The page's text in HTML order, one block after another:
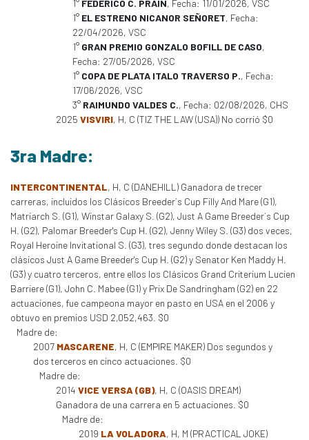
1° FEDERICO C. PRAIN, Fecha: 11/01/2026, VSC
1° EL ESTRENO NICANOR SEÑORET, Fecha:
22/04/2026, VSC
1° GRAN PREMIO GONZALO BOFILL DE CASO,
Fecha: 27/05/2026, VSC
1° COPA DE PLATA ITALO TRAVERSO P., Fecha:
17/06/2026, VSC
3° RAIMUNDO VALDES C., Fecha: 02/08/2026, CHS
2025 VISVIRI, H, C (TIZ THE LAW (USA)) No corrió $0
3ra Madre:
INTERCONTINENTAL, H, C (DANEHILL) Ganadora de trecer
carreras, incluidos los Clásicos Breeder´s Cup Filly And Mare (G1),
Matriarch S. (G1), Winstar Galaxy S. (G2), Just A Game Breeder´s Cup
H. (G2), Palomar Breeder's Cup H. (G2), Jenny Wiley S. (G3) dos veces,
Royal Heroine Invitational S. (G3), tres segundo donde destacan los
clásicos Just A Game Breeder's Cup H. (G2) y Senator Ken Maddy H.
(G3) y cuatro terceros, entre ellos los Clásicos Grand Criterium Lucien
Barriere (G1), John C. Mabee (G1) y Prix De Sandringham (G2) en 22
actuaciones, fue campeona mayor en pasto en USA en el 2006 y
obtuvo en premios USD 2,052,463. $0
Madre de:
2007 MASCARENE, H, C (EMPIRE MAKER) Dos segundos y
dos terceros en cinco actuaciones. $0
Madre de:
2014 VICE VERSA (GB), H, C (OASIS DREAM)
Ganadora de una carrera en 5 actuaciones. $0
Madre de:
2019 LA VOLADORA, H, M (PRACTICAL JOKE)